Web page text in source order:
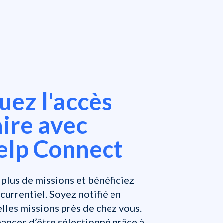
l'accès
avec
Connect
de missions et bénéficiez
Soyez notifié en
missions près de chez vous.